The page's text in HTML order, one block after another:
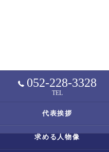
052-228-3328
TEL
代表挨拶
求める人物像